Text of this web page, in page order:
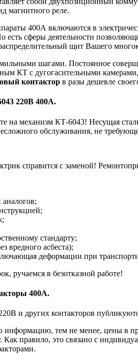
магнитного реле.
400А включаются в
сферы деятельности
щит Вашего
шагами. Постоянное
КТ с дугогасительными
контактор в разы дешевле
220В 400А.
на механизм КТ-6043! Несущая
обслуживания, не
справится с заменой!
стандарту;
вредного асбеста);
деформации при
ручаемся в безотказной работе!
400А.
и других контакторов
тем не менее, цены в
правило, это связано с